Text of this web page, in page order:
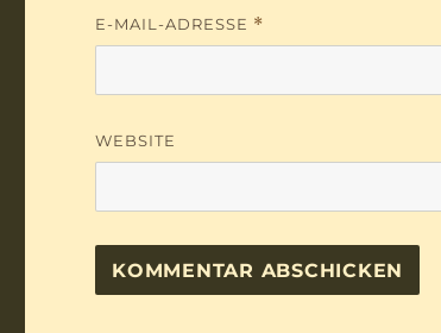
E-MAIL-ADRESSE *
WEBSITE